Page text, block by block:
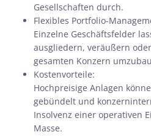
Gesellschaften durch.
Flexibles Portfolio-
Einzelne Geschäftsfelder
ausgliedern, veräußern
gesamten Konzern
Kostenvorteile:
Hochpreisige Anlagen
gebündelt und
Insolvenz einer operativen
Masse.